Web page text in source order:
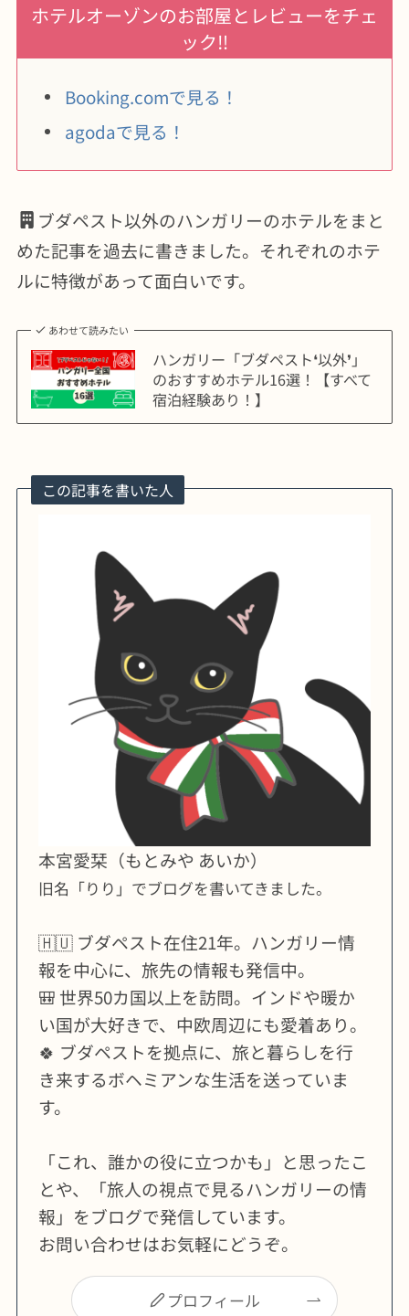
ホテルオーゾンのお部屋とレビューをチェ
ック‼︎
Booking.comで見る！
agodaで見る！
ブダペスト以外のハンガリーのホテルをまと
めた記事を過去に書きました。それぞれのホテ
ルに特徴があって面白いです。
あわせて読みたい
ハンガリー「ブダペスト❛以外❜」
のおすすめホテル16選！【すべて
宿泊経験あり！】
この記事を書いた人
本宮愛栞（もとみや あいか）
旧名「りり」でブログを書いてきました。
🇭🇺 ブダペスト在住21年。ハンガリー情
報を中心に、旅先の情報も発信中。
🎒 世界50カ国以上を訪問。インドや暖か
い国が大好きで、中欧周辺にも愛着あり。
🍀 ブダペストを拠点に、旅と暮らしを行
き来するボヘミアンな生活を送っていま
す。
「これ、誰かの役に立つかも」と思ったこ
とや、「旅人の視点で見るハンガリーの情
報」をブログで発信しています。
お問い合わせはお気軽にどうぞ。
プロフィール